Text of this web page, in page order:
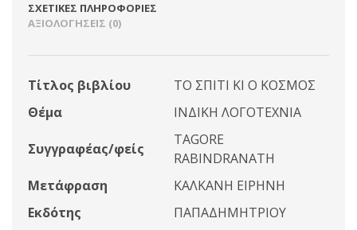
ΣΧΕΤΙΚΈΣ ΠΛΗΡΟΦΟΡΊΕΣ
ΑΞΙΟΛΟΓΉΣΕΙΣ (0)
Τίτλος βιβλίου
ΤΟ ΣΠΙΤΙ ΚΙ Ο ΚΟΣΜΟΣ
Θέμα
ΙΝΔΙΚΗ ΛΟΓΟΤΕΧΝΙΑ
Συγγραφέας/φείς
TAGORE
RABINDRANATH
Μετάφραση
ΚΑΛΚΑΝΗ ΕΙΡΗΝΗ
Εκδότης
ΠΑΠΑΔΗΜΗΤΡΙΟΥ